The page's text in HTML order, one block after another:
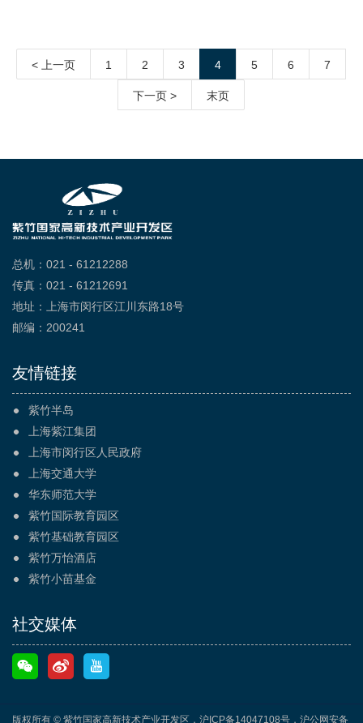
< 上一页 1 2 3 4 5 6 7
下一页 > 末页
总机：021 - 61212288
传真：021 - 61212691
地址：上海市闵行区江川东路18号
邮编：200241
友情链接
紫竹半岛
上海紫江集团
上海市闵行区人民政府
上海交通大学
华东师范大学
紫竹国际教育园区
紫竹基础教育园区
紫竹万怡酒店
紫竹小苗基金
社交媒体
版权所有 © 紫竹国家高新技术产业开发区， 沪ICP备14047108号 ， 沪公网安备